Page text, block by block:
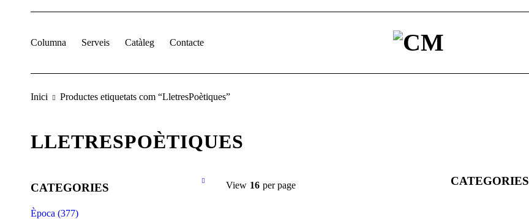
Columna Serveis Catàleg Contacte
Inici Productes etiquetats com “LletresPoètiques”
LLETRESPOÈTIQUES
CATEGORIES
Època (377)
View 16 per page CATEGORIES